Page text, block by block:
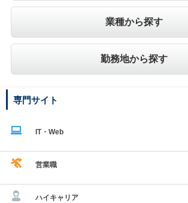
業種から探す
勤務地から探す
専門サイト
IT・Web
営業職
ハイキャリア